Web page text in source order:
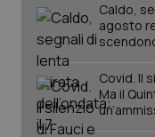
Caldo,
agosto
Covid. Il
Ma il
tracking-
session-id
_ga